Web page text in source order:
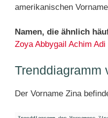
amerikanischen
Namen, die ähnlich
Zoya Abbygail Achim Adi
Trenddiagramm
Der Vorname Zina